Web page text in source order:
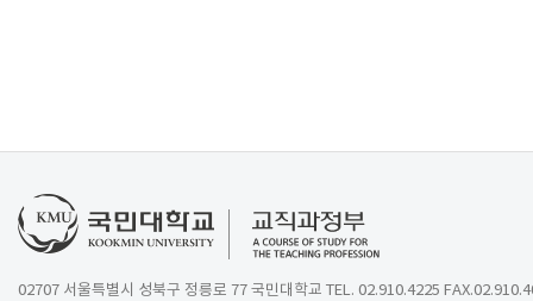
02707 서울특별시 성북구 정릉로 77 국민대학교 TEL. 02.910.4225